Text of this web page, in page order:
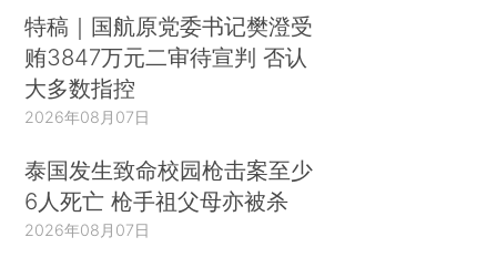
特稿｜国航原党委书记樊澄受
贿3847万元二审待宣判 否认
大多数指控
2026年08月07日
泰国发生致命校园枪击案至少
6人死亡 枪手祖父母亦被杀
2026年08月07日